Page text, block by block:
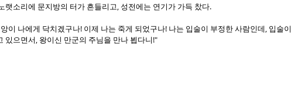
랫소리에 문지방의 터가 흔들리고, 성전에는 연기가 가득 찼다.
앙이 나에게 닥치겠구나! 이제 나는 죽게 되었구나! 나는 입술이 부정한 사람인데, 입술이
있으면서, 왕이신 만군의 주님을 만나 뵙다니!"